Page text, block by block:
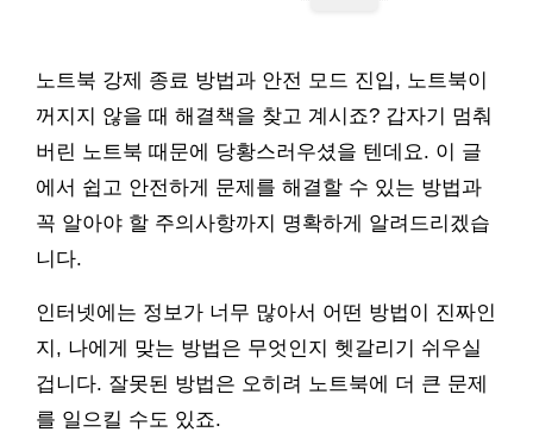
노트북 강제 종료 방법과 안전 모드 진입, 노트북이
꺼지지 않을 때 해결책을 찾고 계시죠? 갑자기 멈춰
버린 노트북 때문에 당황스러우셨을 텐데요. 이 글
에서 쉽고 안전하게 문제를 해결할 수 있는 방법과
꼭 알아야 할 주의사항까지 명확하게 알려드리겠습
니다.
인터넷에는 정보가 너무 많아서 어떤 방법이 진짜인
지, 나에게 맞는 방법은 무엇인지 헷갈리기 쉬우실
겁니다. 잘못된 방법은 오히려 노트북에 더 큰 문제
를 일으킬 수도 있죠.